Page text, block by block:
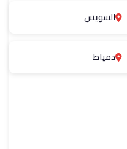
السويس
دمياط